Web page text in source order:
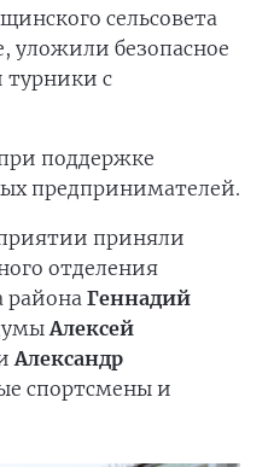
сельсовета
уложили безопасное
турники с
поддержке
предпринимателей.
приняли
отделения
района Геннадий
Алексей
Александр
спортсмены и